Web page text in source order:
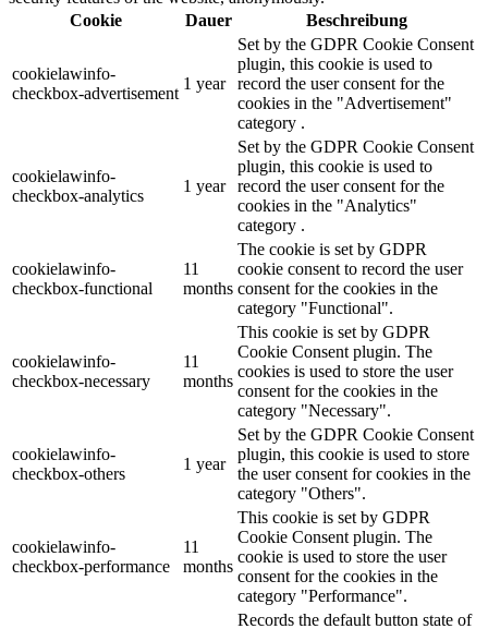
Cookie
Dauer Beschreibung
cookielawinfo-
checkbox-advertisement
1 year
Set by the GDPR Cookie Consent
plugin, this cookie is used to
record the user consent for the
cookies in the "Advertisement"
category .
cookielawinfo-
checkbox-analytics
1 year
Set by the GDPR Cookie Consent
plugin, this cookie is used to
record the user consent for the
cookies in the "Analytics"
category .
cookielawinfo-
checkbox-functional
11
months
The cookie is set by GDPR
cookie consent to record the user
consent for the cookies in the
category "Functional".
cookielawinfo-
checkbox-necessary
11
months
This cookie is set by GDPR
Cookie Consent plugin. The
cookies is used to store the user
consent for the cookies in the
category "Necessary".
cookielawinfo-
checkbox-others
1 year
Set by the GDPR Cookie Consent
plugin, this cookie is used to store
the user consent for cookies in the
category "Others".
cookielawinfo-
checkbox-performance
11
months
This cookie is set by GDPR
Cookie Consent plugin. The
cookie is used to store the user
consent for the cookies in the
category "Performance".
Records the default button state of